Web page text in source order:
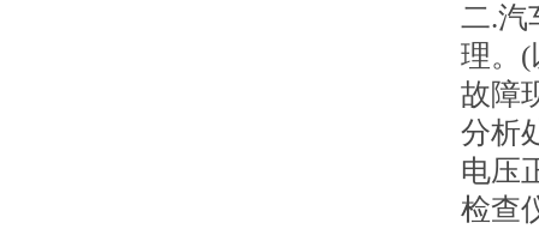
二.汽
理。(
故障
分析
电压
检查